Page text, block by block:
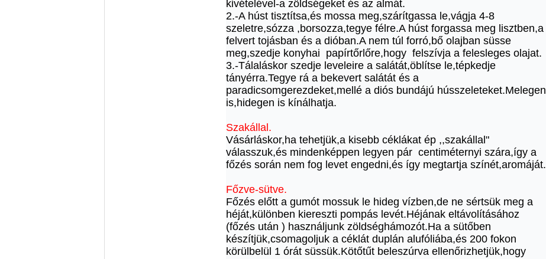
kivételével-a zöldségeket és az almát.
2.-A húst tisztítsa,és mossa meg,szárítgassa le,vágja 4-8
szeletre,sózza ,borsozza,tegye félre.A húst forgassa meg lisztben,a
felvert tojásban és a dióban.A nem túl forró,bő olajban süsse
meg,szedje konyhai papírtőrlőre,hogy felszívja a felesleges olajat.
3.-Tálaláskor szedje leveleire a salátát,öblítse le,tépkedje
tányérra.Tegye rá a bekevert salátát és a
paradicsomgerezdeket,mellé a diós bundájú hússzeleteket.Melegen
is,hidegen is kínálhatja.
Szakállal.
Vásárláskor,ha tehetjük,a kisebb céklákat ép ,,szakállal"
válasszuk,és mindenképpen legyen pár centiméternyi szára,így a
főzés során nem fog levet engedni,és így megtartja színét,aromáját.
Főzve-sütve.
Főzés előtt a gumót mossuk le hideg vízben,de ne sértsük meg a
héját,különben kiereszti pompás levét.Héjának eltávolításához
(főzés után ) használjunk zöldséghámozót.Ha a sütőben
készítjük,csomagoljuk a céklát duplán alufóliába,és 200 fokon
körülbelül 1 órát süssük.Kötőtűt beleszúrva ellenőrizhetjük,hogy